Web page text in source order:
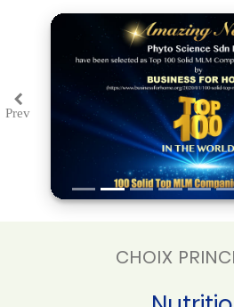
PrevPrevious
CHOIX